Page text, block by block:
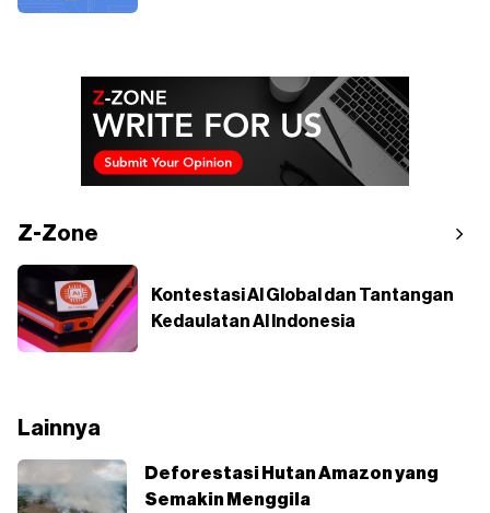
Z-Zone
Kontestasi AI Global dan Tantangan
Kedaulatan AI Indonesia
Lainnya
Deforestasi Hutan Amazon yang
Semakin Menggila